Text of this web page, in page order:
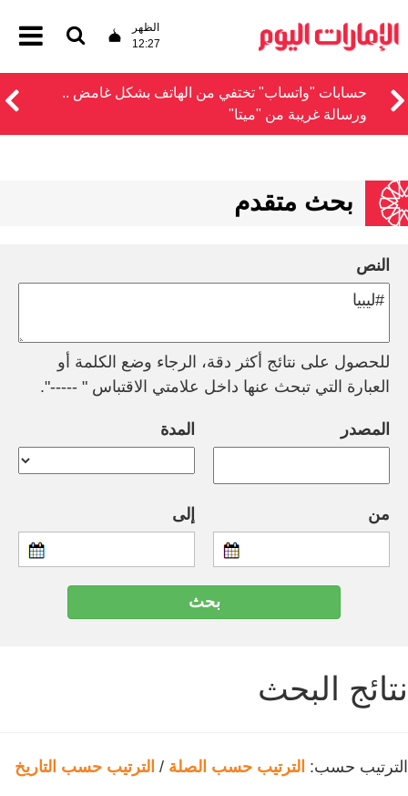
الظهر
12:27
حسابات "واتساب" تختفي من الهاتف بشكل غامض ..
ورسالة غريبة من "ميتا"
بحث متقدم
النص
للحصول على نتائج أكثر دقة، الرجاء وضع الكلمة أو
العبارة التي تبحث عنها داخل علامتي الاقتباس " -----".
المصدر المدة
من إلى
نتائج البحث
الترتيب حسب: الترتيب حسب الصلة / الترتيب حسب التاريخ